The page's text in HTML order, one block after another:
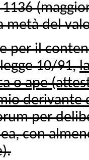
metà del
per il
10/91,
o ape
derivante
per
con